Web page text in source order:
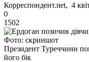
Корреспондент.net, 4
0
1502
Фото: скриншот
Президент Туреччини
його бік